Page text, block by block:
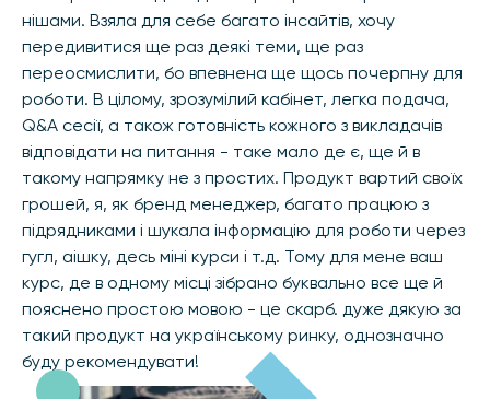
нішами. Взяла для себе багато інсайтів, хочу
передивитися ще раз деякі теми, ще раз
переосмислити, бо впевнена ще щось почерпну для
роботи. В цілому, зрозумілий кабінет, легка подача,
Q&A сесії, а також готовність кожного з викладачів
відповідати на питання - таке мало де є, ще й в
такому напрямку не з простих. Продукт вартий своїх
грошей, я, як бренд менеджер, багато працюю з
підрядниками і шукала інформацію для роботи через
гугл, аішку, десь міні курси і т.д. Тому для мене ваш
курс, де в одному місці зібрано буквально все ще й
пояснено простою мовою - це скарб. дуже дякую за
такий продукт на українському ринку, однозначно
буду рекомендувати!